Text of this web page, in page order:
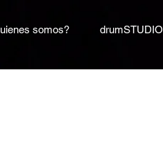
somos? drumSTUDIO